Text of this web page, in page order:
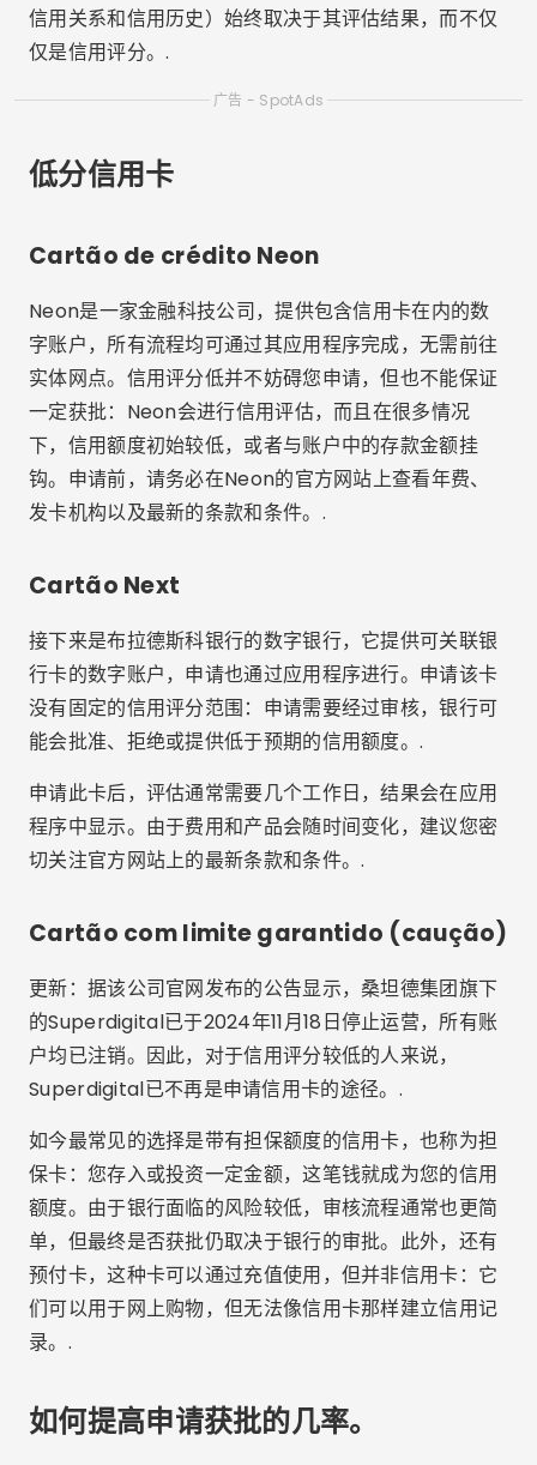
信用关系和信用历史）始终取决于其评估结果，而不仅
仅是信用评分。.
广告 - SpotAds
低分信用卡
Cartão de crédito Neon
Neon是一家金融科技公司，提供包含信用卡在内的数
字账户，所有流程均可通过其应用程序完成，无需前往
实体网点。信用评分低并不妨碍您申请，但也不能保证
一定获批：Neon会进行信用评估，而且在很多情况
下，信用额度初始较低，或者与账户中的存款金额挂
钩。申请前，请务必在Neon的官方网站上查看年费、
发卡机构以及最新的条款和条件。.
Cartão Next
接下来是布拉德斯科银行的数字银行，它提供可关联银
行卡的数字账户，申请也通过应用程序进行。申请该卡
没有固定的信用评分范围：申请需要经过审核，银行可
能会批准、拒绝或提供低于预期的信用额度。.
申请此卡后，评估通常需要几个工作日，结果会在应用
程序中显示。由于费用和产品会随时间变化，建议您密
切关注官方网站上的最新条款和条件。.
Cartão com limite garantido (caução)
更新：据该公司官网发布的公告显示，桑坦德集团旗下
的Superdigital已于2024年11月18日停止运营，所有账
户均已注销。因此，对于信用评分较低的人来说，
Superdigital已不再是申请信用卡的途径。.
如今最常见的选择是带有担保额度的信用卡，也称为担
保卡：您存入或投资一定金额，这笔钱就成为您的信用
额度。由于银行面临的风险较低，审核流程通常也更简
单，但最终是否获批仍取决于银行的审批。此外，还有
预付卡，这种卡可以通过充值使用，但并非信用卡：它
们可以用于网上购物，但无法像信用卡那样建立信用记
录。.
如何提高申请获批的几率。